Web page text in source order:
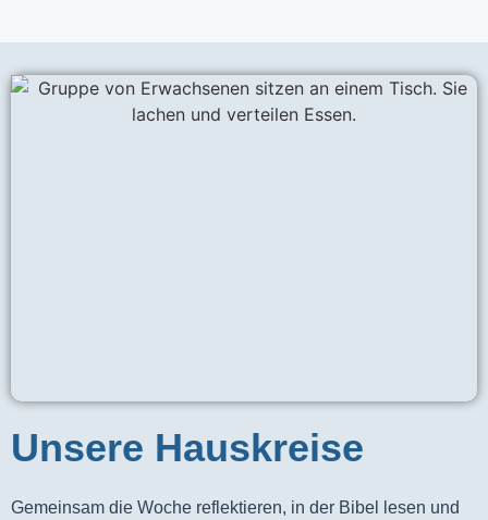
Unsere Hauskreise
Gemeinsam die Woche reflektieren, in der Bibel lesen und